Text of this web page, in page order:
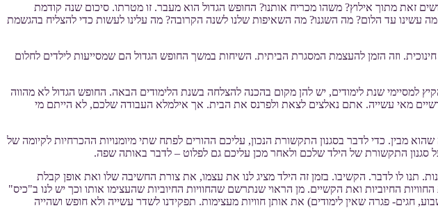
זאת מתוך אילוץ? משהו מכריח אותנו? החופש הגדול הוא מעבר. זו מטרתו. סיכום שנה קודמת
עד הלום? מה השגנו? מה השאיפות שלנו לשנה הקרובה? מה עלינו לעשות כדי להצליח בהגשמת
וזה הזמן להעצמת המסגרת הביתית. השיחות במשך החופש הגדול הם שמסייעות לילדים לחלום
למסיימי שנת לימודים, יש להן מקום בהכנה להצלחה בשנת הלימודים הבאה. החופש הגדול לא מהווה
מאי עשייה. אתם נאלצים לצאת ולפרנס את הבית. אך אילמלא העבודה שלכם, לא הייתם מי
מבין. כדי לדבר בסגנון התקשורת הנכון, עליכם ההורים לפתח שתי מיומנויות ההכרחיות לקיומה של
סגנון התקשורת של הילד שלכם ולאחר מכן עליכם גם לפלוט – לדבר באותה שפה.
תנו לו לדבר. הקשיבו. בזמן זה הילד מציג לנו את עצמו, את צורת החשיבה שלו ואת אופן קבלת
החיוביות ואת הקשיים. מן הראוי שנתרשם שהחוויות החיוביות שהעצימו אותו וכך יש לנו ב"כיס"
חגים- פגרה שאין לימודים) את אותן חוויות מעצימות. תפקידנו לשדר עשייה ולא חופש ושהייה